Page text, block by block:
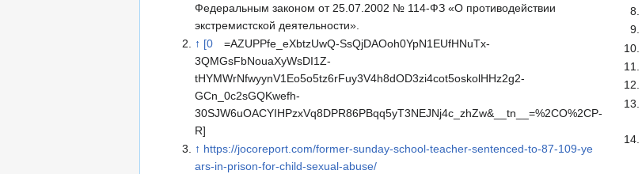
Федеральным законом от 25.07.2002 № 114-ФЗ «О противодействии
экстремистской деятельности».
↑ [0
=AZUPPfe_eXbtzUwQ-SsQjDAOoh0YpN1EUfHNuTx-
3QMGsFbNouaXyWsDI1Z-
tHYMWrNfwyynV1Eo5o5tz6rFuy3V4h8dOD3zi4cot5oskolHHz2g2-
GCn_0c2sGQKwefh-
30SJW6uOACYIHPzxVq8DPR86PBqq5yT3NEJNj4c_zhZw&__tn__=%2CO%2CP-
R]
↑ https://jocoreport.com/former-sunday-school-teacher-sentenced-to-87-109-ye
ars-in-prison-for-child-sexual-abuse/